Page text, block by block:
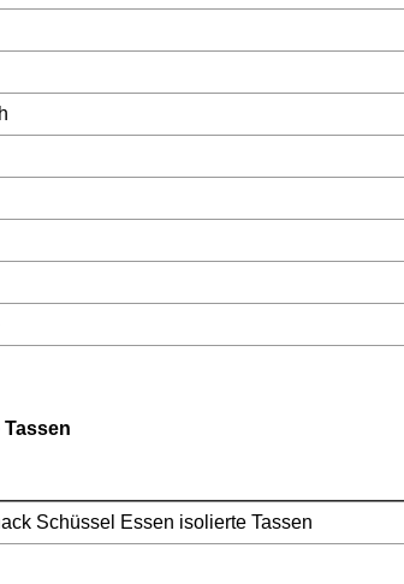
Schüssel Essen isolierte Tassen